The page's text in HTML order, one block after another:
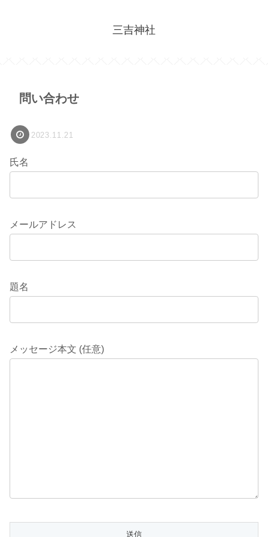
三吉神社
問い合わせ
2023.11.21
氏名
メールアドレス
題名
メッセージ本文 (任意)